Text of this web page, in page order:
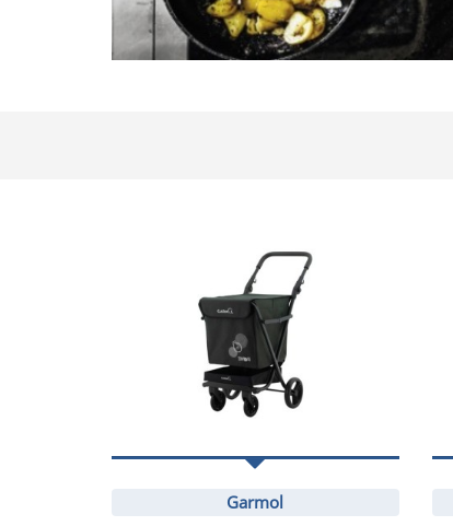
Garmol